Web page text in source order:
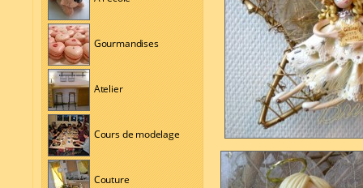
Gourmandises
Atelier
Cours de modelage
Couture